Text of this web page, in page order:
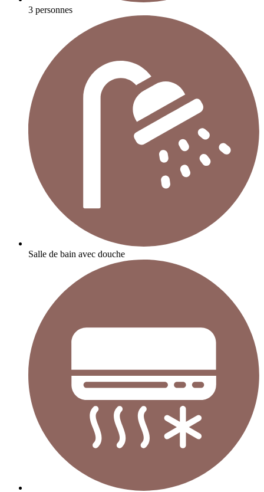
3 personnes
Salle de bain avec douche